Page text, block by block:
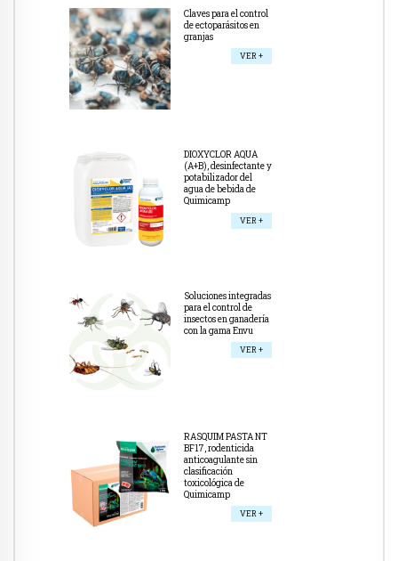
Claves para el control
de ectoparásitos en
granjas
VER +
DIOXYCLOR AQUA
(A+B), desinfectante y
potabilizador del
agua de bebida de
Quimicamp
VER +
Soluciones integradas
para el control de
insectos en ganadería
con la gama Envu
VER +
RASQUIM PASTA NT
BF17, rodenticida
anticoagulante sin
clasificación
toxicológica de
Quimicamp
VER +